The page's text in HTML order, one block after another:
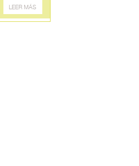
LEER MÁS